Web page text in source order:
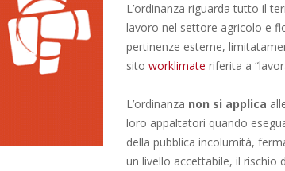
L’ordinanza riguarda tutto il
lavoro nel settore agricolo e
pertinenze esterne,
sito worklimate riferita a
L’ordinanza non si applica
loro appaltatori quando
della pubblica incolumità,
un livello accettabile, il rischio